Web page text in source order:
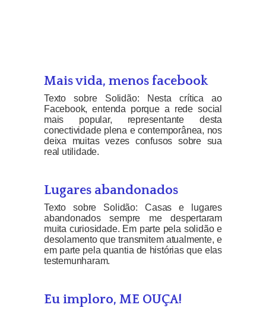
Mais vida, menos facebook
Texto sobre Solidão: Nesta crítica ao
Facebook, entenda porque a rede social
mais popular, representante desta
conectividade plena e contemporânea, nos
deixa muitas vezes confusos sobre sua
real utilidade.
Lugares abandonados
Texto sobre Solidão: Casas e lugares
abandonados sempre me despertaram
muita curiosidade. Em parte pela solidão e
desolamento que transmitem atualmente, e
em parte pela quantia de histórias que elas
testemunharam.
Eu imploro, ME OUÇA!